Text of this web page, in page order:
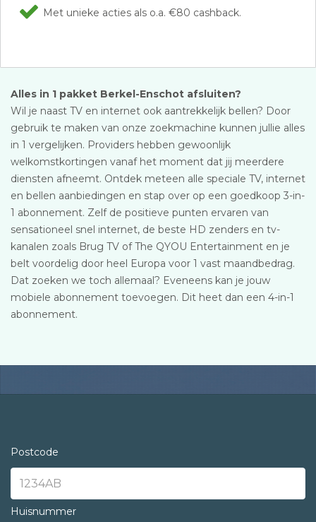
Met unieke acties als o.a. €80 cashback.
Alles in 1 pakket Berkel-Enschot afsluiten?
Wil je naast TV en internet ook aantrekkelijk bellen? Door
gebruik te maken van onze zoekmachine kunnen jullie alles
in 1 vergelijken. Providers hebben gewoonlijk
welkomstkortingen vanaf het moment dat jij meerdere
diensten afneemt. Ontdek meteen alle speciale TV, internet
en bellen aanbiedingen en stap over op een goedkoop 3-in-
1 abonnement. Zelf de positieve punten ervaren van
sensationeel snel internet, de beste HD zenders en tv-
kanalen zoals Brug TV of The QYOU Entertainment en je
belt voordelig door heel Europa voor 1 vast maandbedrag.
Dat zoeken we toch allemaal? Eveneens kan je jouw
mobiele abonnement toevoegen. Dit heet dan een 4-in-1
abonnement.
Postcode
Huisnummer